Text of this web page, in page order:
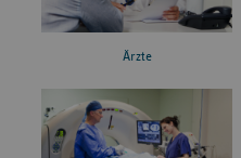
Ärzte